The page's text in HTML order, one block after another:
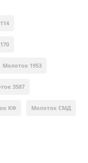
Молоток 1953
3587
КФ Молоток СМД